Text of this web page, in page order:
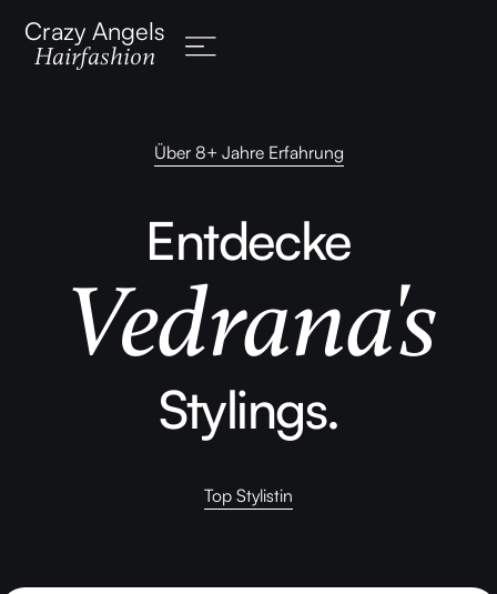
Crazy Angels
Hairfashion
Entdecke
Vedrana's
Stylings.
Top Stylistin
Über 8+ Jahre Erfahrung